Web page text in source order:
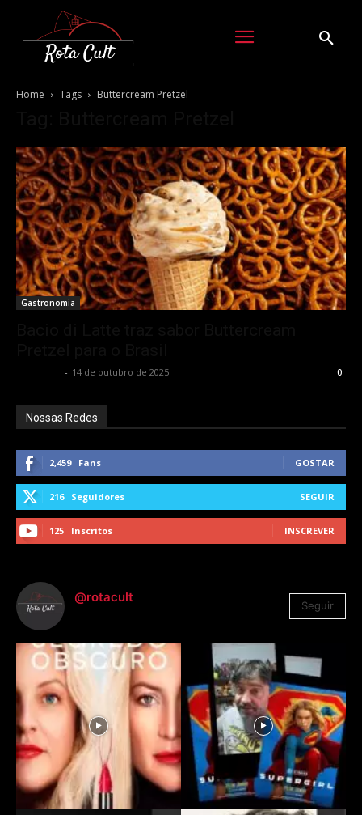
Home Tags Buttercream Pretzel
Gastronomia
- 14 de outubro de 2025 0
Nossas Redes
2,459 Fans GOSTAR
216 Seguidores SEGUIR
125 Inscritos INSCREVER
@rotacult
Seguir